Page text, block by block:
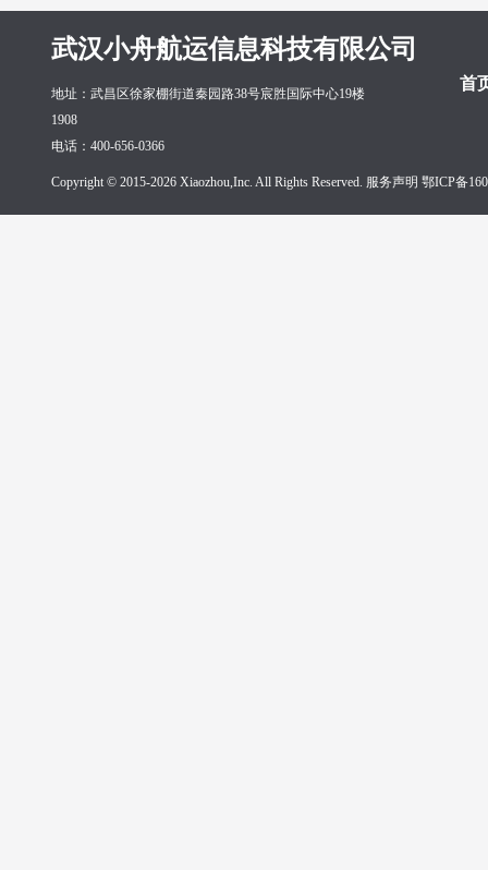
武汉小舟航运信息科技有限公司
首
地址：武昌区徐家棚街道秦园路38号宸胜国际中心19楼
1908
电话：400-656-0366
Copyright © 2015-2026 Xiaozhou,Inc. All Rights Reserved. 服务声明 鄂ICP备